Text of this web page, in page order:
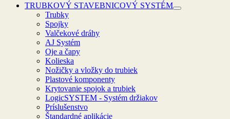
TRUBKOVÝ STAVEBNICOVÝ SYSTÉM
Trubky
Spojky
Valčekové dráhy
AJ Systém
Oje a čapy
Kolieska
Nožičky a vložky do trubiek
Plastové komponenty
Krytovanie spojok a trubiek
LogicSYSTEM - Systém držiakov
Príslušenstvo
Štandardné aplikácie